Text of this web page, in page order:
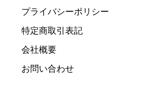
プライバシーポリシー
特定商取引表記
会社概要
お問い合わせ